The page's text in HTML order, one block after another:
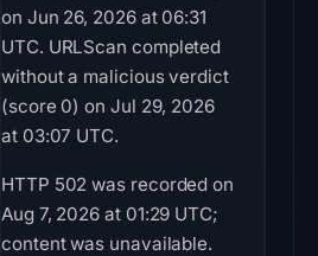
on Jun 26, 2026 at 06:31
UTC. URLScan completed
without a malicious verdict
(score 0) on Jul 29, 2026
at 03:07 UTC.
HTTP 502 was recorded on
Aug 7, 2026 at 01:29 UTC;
content was unavailable.